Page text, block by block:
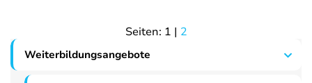
Seiten: 1 | 2
Weiterbildungsangebote